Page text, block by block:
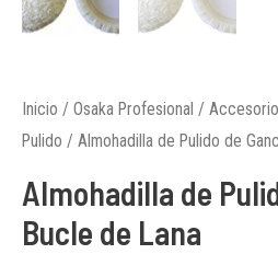
Inicio / Osaka Profesional /
Pulido / Almohadilla de Pulido de
Almohadilla de
Bucle de Lana